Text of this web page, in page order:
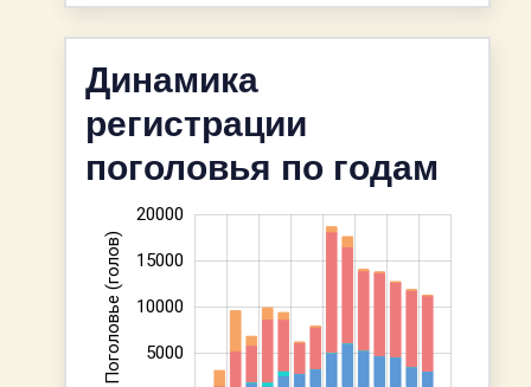
Динамика
регистрации
поголовья по годам
Поголовье (голов) 10000
10000
20000
15000
5000